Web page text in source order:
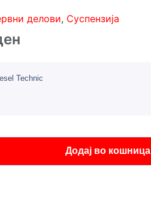
делови, Суспензија
Technic
Додај во кошница